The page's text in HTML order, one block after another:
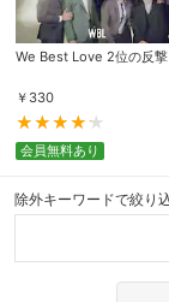
We Best Love 2位の反撃
￥ 330
会員無料あり
除外キーワードで絞り